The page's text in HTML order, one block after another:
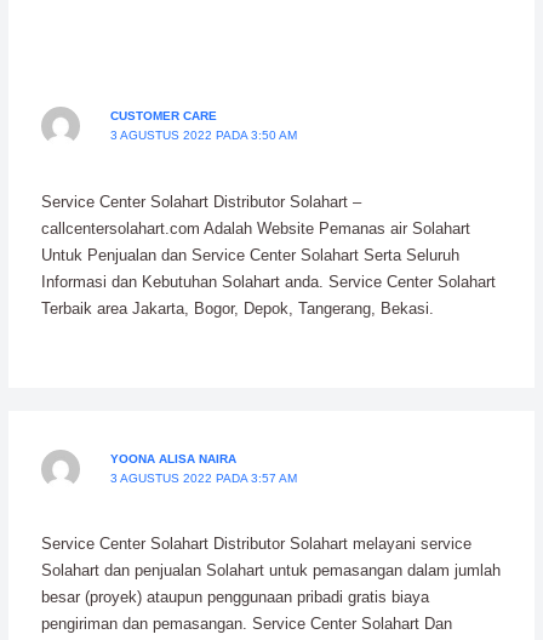
CUSTOMER CARE
3 AGUSTUS 2022 PADA 3:50 AM
Service Center Solahart Distributor Solahart –
callcentersolahart.com Adalah Website Pemanas air Solahart
Untuk Penjualan dan Service Center Solahart Serta Seluruh
Informasi dan Kebutuhan Solahart anda. Service Center Solahart
Terbaik area Jakarta, Bogor, Depok, Tangerang, Bekasi.
YOONA ALISA NAIRA
3 AGUSTUS 2022 PADA 3:57 AM
Service Center Solahart Distributor Solahart melayani service
Solahart dan penjualan Solahart untuk pemasangan dalam jumlah
besar (proyek) ataupun penggunaan pribadi gratis biaya
pengiriman dan pemasangan. Service Center Solahart Dan